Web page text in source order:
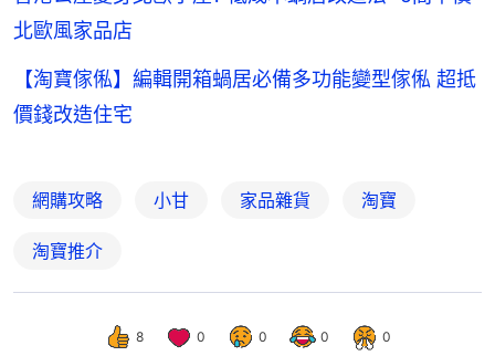
北歐風家品店
【淘寶傢俬】編輯開箱蝸居必備多功能變型傢俬 超抵
價錢改造住宅
網購攻略 小甘 家品雜貨 淘寶
淘寶推介
8 0 0 0 0